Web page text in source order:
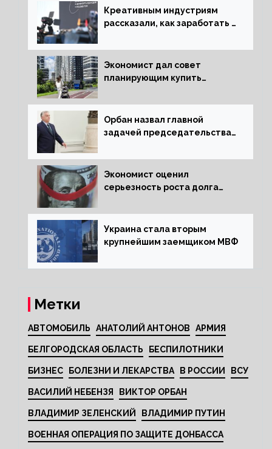
Креативным индустриям
рассказали, как заработать 2
экономики
Экономист дал совет
планирующим купить
Орбан назвал главной
задачей председательства
за мир
Экономист оценил
серьезность роста долга
Украина стала вторым
крупнейшим заемщиком МВФ
Метки
АВТОМОБИЛЬ АНАТОЛИЙ АНТОНОВ АРМИЯ
БЕЛГОРОДСКАЯ ОБЛАСТЬ БЕСПИЛОТНИКИ
БИЗНЕС БОЛЕЗНИ И ЛЕКАРСТВА В РОССИИ ВСУ
ВАСИЛИЙ НЕБЕНЗЯ ВИКТОР ОРБАН
ВЛАДИМИР ЗЕЛЕНСКИЙ ВЛАДИМИР ПУТИН
ВОЕННАЯ ОПЕРАЦИЯ ПО ЗАЩИТЕ ДОНБАССА